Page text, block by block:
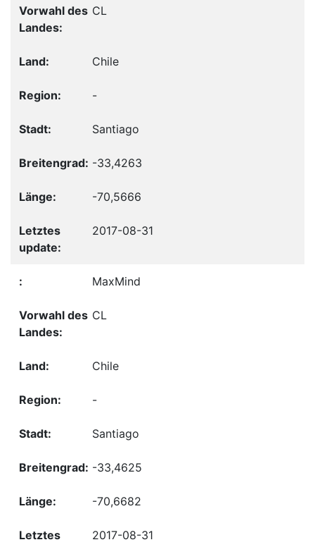
CL
Chile
-
Santiago
-33,4263
-70,5666
2017-08-31
MaxMind
CL
Chile
-
Santiago
-33,4625
-70,6682
2017-08-31